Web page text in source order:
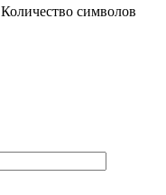
Количество символов